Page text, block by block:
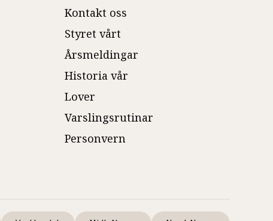
Kontakt oss
Styret vårt
Årsmeldingar
Historia vår
Lover
Varslingsrutinar
Personvern